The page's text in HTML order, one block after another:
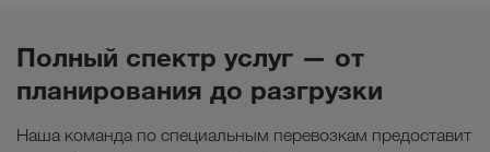
Полный спектр услуг — от
планирования до разгрузки
Наша команда по специальным перевозкам предоставит